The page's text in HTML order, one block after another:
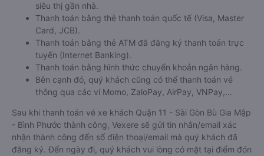
siêu thị gần nhà.
Thanh toán bằng thẻ thanh toán quốc tế (Visa, Master
Card, JCB).
Thanh toán bằng thẻ ATM đã đăng ký thanh toán trực
tuyến (Internet Banking).
Thanh toán bằng hình thức chuyển khoản ngân hàng.
Bên cạnh đó, quý khách cũng có thể thanh toán vé
thông qua các ví Momo, ZaloPay, AirPay, VNPay,…
Sau khi thanh toán vé xe khách Quận 11 - Sài Gòn Bù Gia Mập
- Bình Phước thành công, Vexere sẽ gửi tin nhắn/email xác
nhận thành công đến số điện thoại/email mà quý khách đã
đăng ký. Đến ngày đi, quý khách vui lòng có mặt tại điểm đón